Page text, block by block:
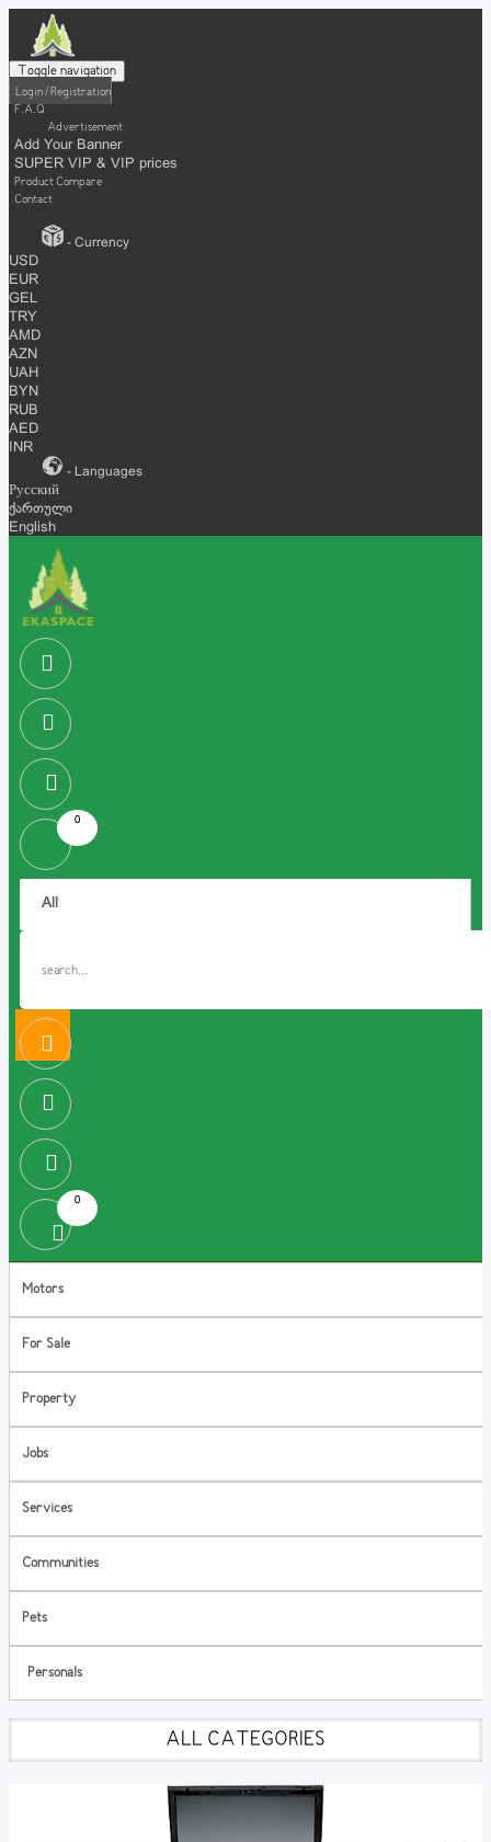
Toggle navigation
Login / Registration
F.A.Q
Advertisement
Add Your Banner
SUPER VIP & VIP prices
Product Compare
Contact
- Currency
USD
EUR
GEL
TRY
AMD
AZN
UAH
BYN
RUB
AED
INR
- Languages
Русский
ქართული
English
0
0
Motors
For Sale
Property
Jobs
Services
Communities
Pets
Personals
ALL CATEGORIES